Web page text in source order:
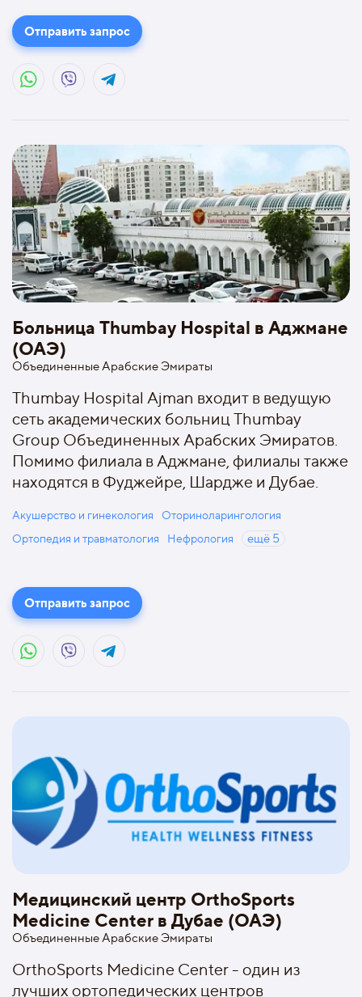
Отправить запрос
Больница Thumbay Hospital в Аджмане
(ОАЭ)
Объединенные Арабские Эмираты
Thumbay Hospital Ajman входит в ведущую
сеть академических больниц Thumbay
Group Объединенных Арабских Эмиратов.
Помимо филиала в Аджмане, филиалы также
находятся в Фуджейре, Шардже и Дубае.
Акушерство и гинекология
Оториноларингология
Ортопедия и травматология
Нефрология ещё 5
Отправить запрос
Медицинский центр OrthoSports
Medicine Center в Дубае (ОАЭ)
Объединенные Арабские Эмираты
OrthoSports Medicine Center - один из
лучших ортопедических центров